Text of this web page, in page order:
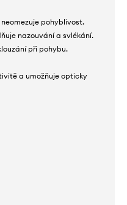
pohyblivost.
nazouvání a svlékání.
při pohybu.
a umožňuje opticky